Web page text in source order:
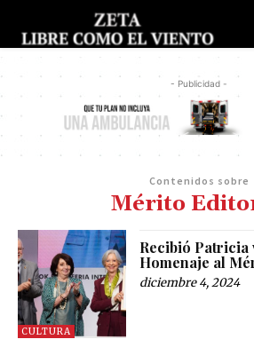
- Publicidad -
Contenidos sobre
Mérito
CULTURA
Recibió Patricia
Homenaje al
diciembre 4, 2024